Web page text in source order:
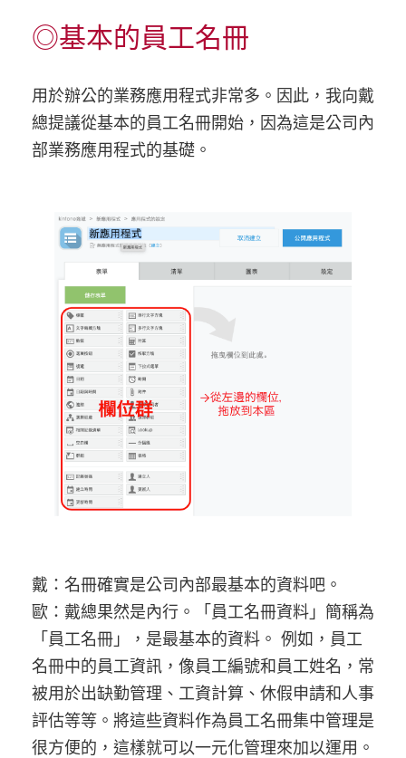
◎基本的員工名冊
用於辦公的業務應用程式非常多。因此，我向戴
總提議從基本的員工名冊開始，因為這是公司內
部業務應用程式的基礎。
戴：名冊確實是公司內部最基本的資料吧。
歐：戴總果然是內行。「員工名冊資料」簡稱為
「員工名冊」，是最基本的資料。 例如，員工
名冊中的員工資訊，像員工編號和員工姓名，常
被用於出缺勤管理、工資計算、休假申請和人事
評估等等。將這些資料作為員工名冊集中管理是
很方便的，這樣就可以一元化管理來加以運用。